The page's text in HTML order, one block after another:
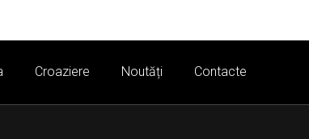
Croaziere Noutăți Contacte